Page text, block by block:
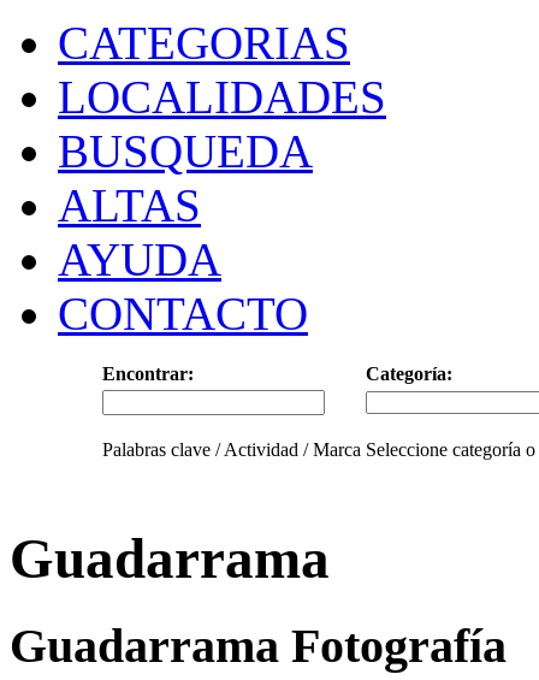
CATEGORIAS
LOCALIDADES
BUSQUEDA
ALTAS
AYUDA
CONTACTO
Encontrar: Categoría:
Palabras clave / Actividad / Marca Seleccione categoría
Guadarrama
Guadarrama Fotografía